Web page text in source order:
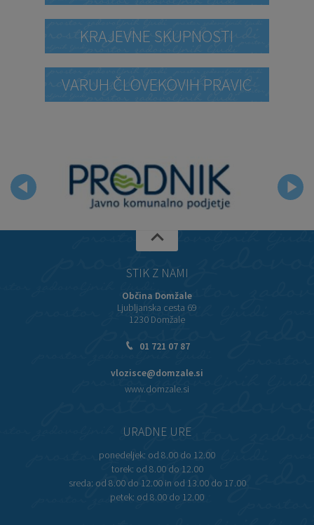
KRAJEVNE SKUPNOSTI
VARUH ČLOVEKOVIH PRAVIC
STIK Z NAMI
Občina Domžale
Ljubljanska cesta 69
1230 Domžale
01 721 07 87
vlozisce@domzale.si
www.domzale.si
URADNE URE
ponedeljek: od 8.00 do 12.00
torek: od 8.00 do 12.00
sreda: od 8.00 do 12.00 in od 13.00 do 17.00
petek: od 8.00 do 12.00